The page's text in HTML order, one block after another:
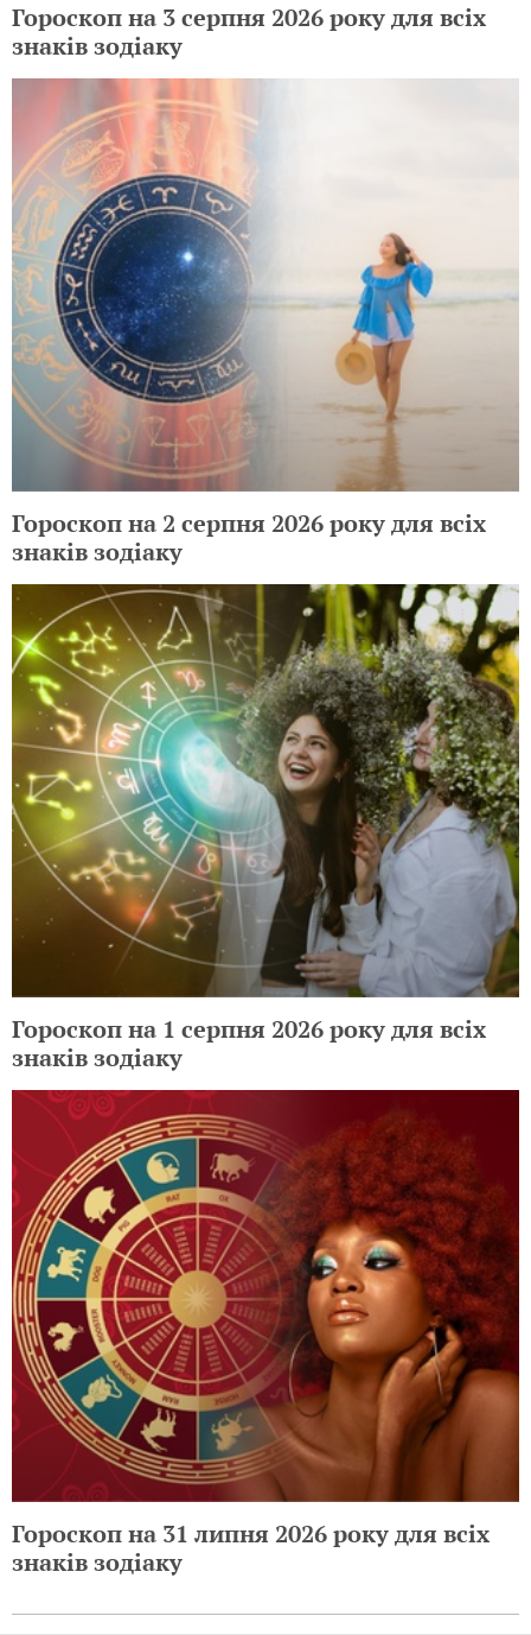
Гороскоп на 3 серпня 2026 року для всіх
знаків зодіаку
Гороскоп на 2 серпня 2026 року для всіх
знаків зодіаку
Гороскоп на 1 серпня 2026 року для всіх
знаків зодіаку
Гороскоп на 31 липня 2026 року для всіх
знаків зодіаку